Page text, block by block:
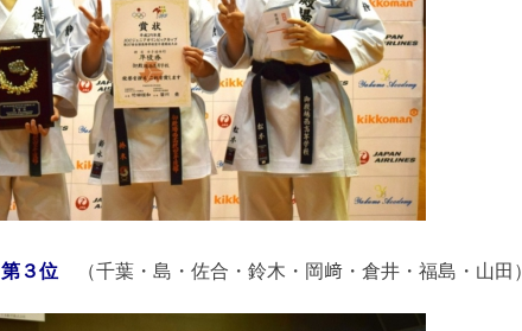
第３位 （千葉・島・佐合・鈴木・岡﨑・倉井・福島・山田）